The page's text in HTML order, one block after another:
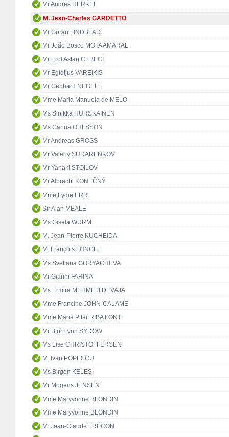
Mr Andres HERKEL
M. Jean-Charles GARDETTO
Mr Göran LINDBLAD
Mr João Bosco MOTA AMARAL
Mr Erol Aslan CEBECİ
Mr Egidijus VAREIKIS
Mr Gebhard NEGELE
Mme Maria Manuela de MELO
Ms Sinikka HURSKAINEN
Ms Carina OHLSSON
Mr Andreas GROSS
Mr Valeriy SUDARENKOV
Mr Yanaki STOILOV
Mr Albrecht KONEČNÝ
Mme Lydie ERR
Sir Alan MEALE
Ms Gisela WURM
M. Jean-Pierre KUCHEIDA
M. François LONCLE
Ms Svetlana GORYACHEVA
Mr Gianni FARINA
Ms Ermira MEHMETI DEVAJA
Mme Francine JOHN-CALAME
Mme Maria Pilar RIBA FONT
Mr Björn von SYDOW
Ms Lise CHRISTOFFERSEN
M. Ivan POPESCU
Ms Birgen KELEŞ
Mr Mogens JENSEN
Mme Maryvonne BLONDIN
Mme Maryvonne BLONDIN
M. Jean-Claude FRÉCON